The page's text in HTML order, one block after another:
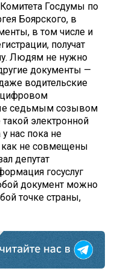
Госдумы по
Боярского, в
в том числе и
получат
Людям не нужно
документы —
водительские
цифровом
седьмым созывом
электронной
нас пока не
как не совмещены
депутат
госуслуг
документ можно
точке страны,